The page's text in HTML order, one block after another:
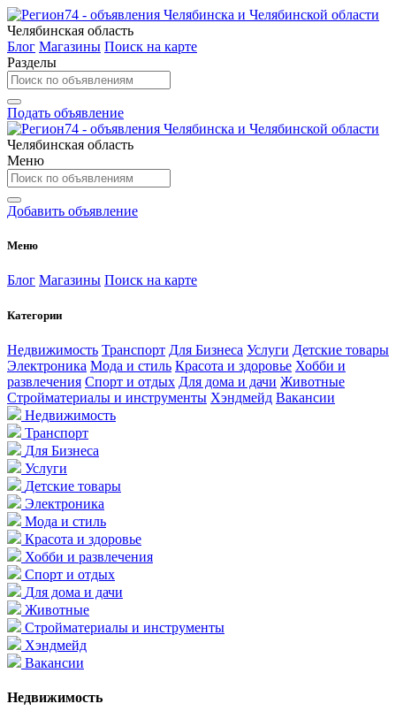
Челябинская область
Блог Магазины Поиск на карте
Разделы
Подать объявление
Челябинская область
Меню
Добавить объявление
Меню
Блог Магазины Поиск на карте
Категории
Недвижимость Транспорт Для Бизнеса Услуги Детские товары
Электроника Мода и стиль Красота и здоровье Хобби и
развлечения Спорт и отдых Для дома и дачи Животные
Стройматериалы и инструменты Хэндмейд Вакансии
Недвижимость
Транспорт
Для Бизнеса
Услуги
Детские товары
Электроника
Мода и стиль
Красота и здоровье
Хобби и развлечения
Спорт и отдых
Для дома и дачи
Животные
Стройматериалы и инструменты
Хэндмейд
Вакансии
Недвижимость